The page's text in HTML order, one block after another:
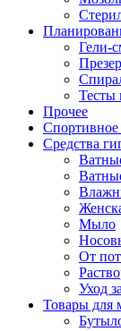
Гели-
Тесты
Прочее
Спортивное
Средства
Мыло
От
Уход
Товары для